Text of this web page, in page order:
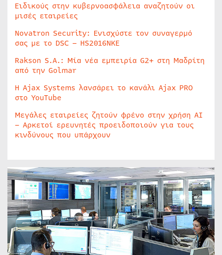
Ειδικούς στην κυβερνοασφάλεια αναζητούν οι
μισές εταιρείες
Novatron Security: Ενισχύστε τον συναγερμό
σας με το DSC – HS2016NKE
Rakson S.A.: Μία νέα εμπειρία G2+ στη Μαδρίτη
από την Golmar
Η Ajax Systems λανσάρει το κανάλι Ajax PRO
στο YouTube
Μεγάλες εταιρείες ζητούν φρένο στην χρήση AI
– Αρκετοί ερευνητές προειδοποιούν για τους
κινδύνους που υπάρχουν